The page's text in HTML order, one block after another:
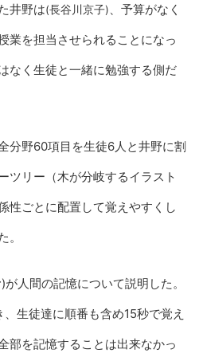
井野は(長谷川京子)、予算がなく
業を担当させられることになっ
なく生徒と一緒に勉強する側だ
分野60項目を生徒6人と井野に割
ツリー（木が分岐するイラスト
性ごとに配置して覚えやすくし
。
人間の記憶について説明した。
生徒達に順番も含め15秒で覚え
部を記憶することは出来なかっ